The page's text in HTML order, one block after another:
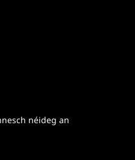
néideg an